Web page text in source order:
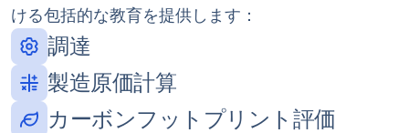
ける包括的な教育を提供します：
調達
製造原価計算
カーボンフットプリント評価